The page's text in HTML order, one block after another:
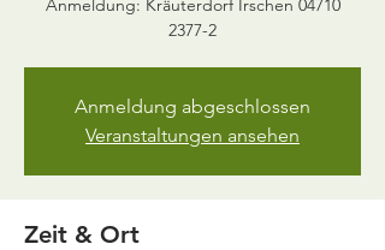
Anmeldung: Kräuterdorf Irschen 04710
2377-2
Anmeldung abgeschlossen
Veranstaltungen ansehen
Zeit & Ort